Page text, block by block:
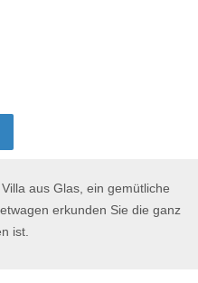
aus Glas, ein gemütliche
erkunden Sie die ganz
ist.